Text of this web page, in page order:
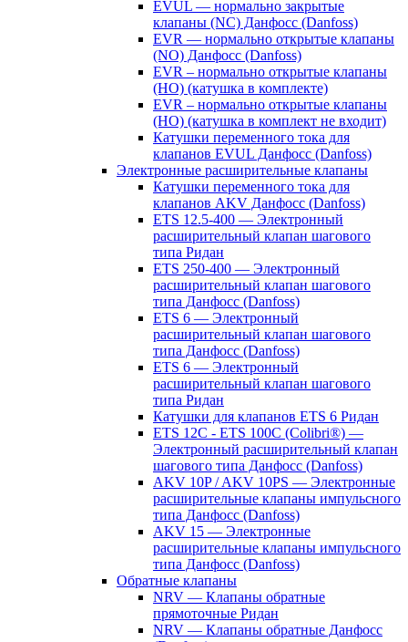
EVUL — нормально закрытые
клапаны (NC) Данфосс (Danfoss)
EVR — нормально открытые клапаны
(NO) Данфосс (Danfoss)
EVR – нормально открытые клапаны
(НО) (катушка в комплекте)
EVR – нормально открытые клапаны
(НО) (катушка в комплект не входит)
Катушки переменного тока для
клапанов EVUL Данфосс (Danfoss)
Электронные расширительные клапаны
Катушки переменного тока для
клапанов AKV Данфосс (Danfoss)
ETS 12.5-400 — Электронный
расширительный клапан шагового
типа Ридан
ETS 250-400 — Электронный
расширительный клапан шагового
типа Данфосс (Danfoss)
ETS 6 — Электронный
расширительный клапан шагового
типа Данфосс (Danfoss)
ETS 6 — Электронный
расширительный клапан шагового
типа Ридан
Катушки для клапанов ETS 6 Ридан
ETS 12C - ETS 100C (Colibri®) —
Электронный расширительный клапан
шагового типа Данфосс (Danfoss)
AKV 10P / AKV 10PS — Электронные
расширительные клапаны импульсного
типа Данфосс (Danfoss)
AKV 15 — Электронные
расширительные клапаны импульсного
типа Данфосс (Danfoss)
Обратные клапаны
NRV — Клапаны обратные
прямоточные Ридан
NRV — Клапаны обратные Данфосс